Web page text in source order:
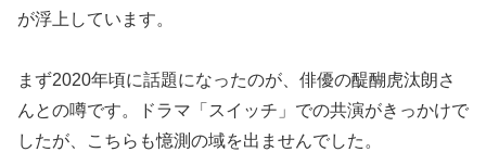
が浮上しています。
まず2020年頃に話題になったのが、俳優の醍醐虎汰朗さ
んとの噂です。ドラマ「スイッチ」での共演がきっかけで
したが、こちらも憶測の域を出ませんでした。